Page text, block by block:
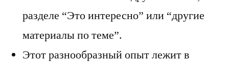
разделе “Это интересно” или “другие
материалы по теме”.
Этот разнообразный опыт лежит в